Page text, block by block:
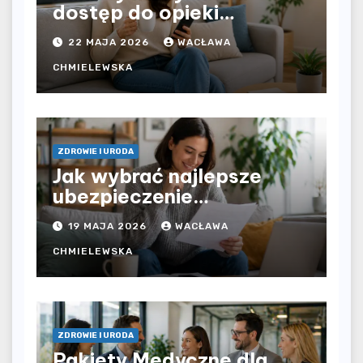
dostęp do opieki
zdrowotnej bez
ograniczeń czasowych –
czy prywatna opieka daje
większą swobodę?
22 MAJA 2026 WACŁAWA
CHMIELEWSKA
ZDROWIE I URODA
Jak wybrać najlepsze
ubezpieczenie
komunikacyjne i uniknąć
kosztownych błędów?
19 MAJA 2026 WACŁAWA
CHMIELEWSKA
ZDROWIE I URODA